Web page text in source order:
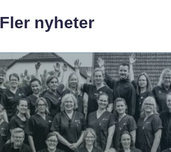
Fler nyheter